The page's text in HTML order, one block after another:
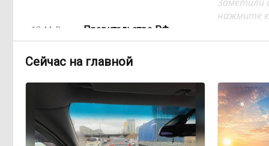
13:44, Вчера
Правительство РФ
легализует топливо стандарта
Власти: Забайкалье
переживает туристический бум
11:05, Вчера «В большинстве
нажмите
Сейчас на главной